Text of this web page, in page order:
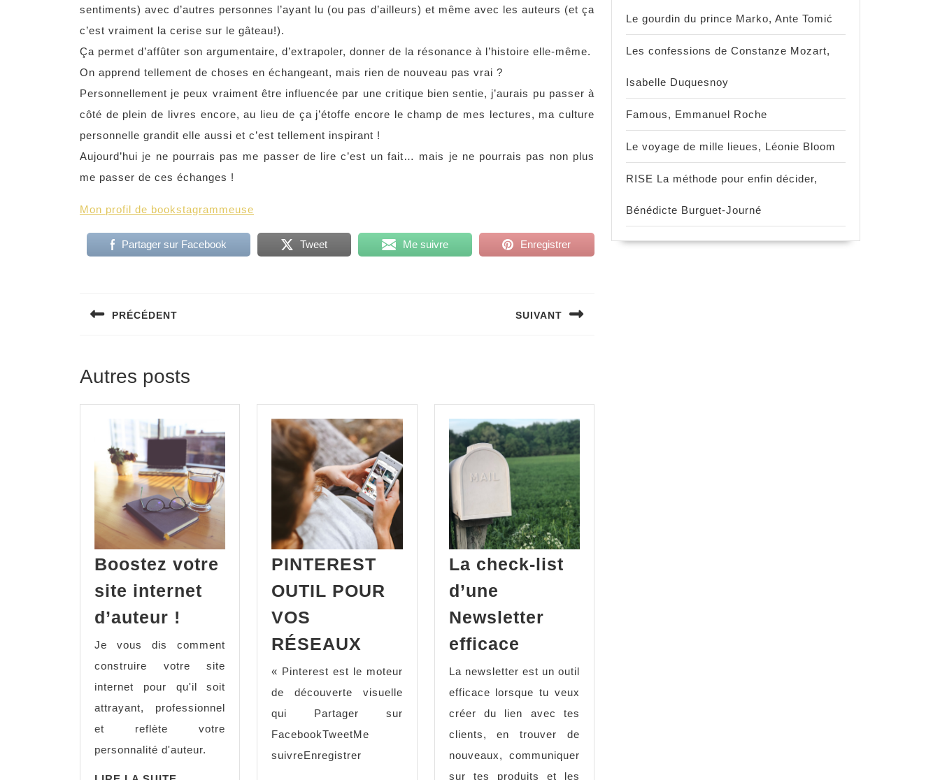
sentiments) avec d’autres personnes l’ayant lu (ou pas d’ailleurs) et même avec les auteurs (et ça
c’est vraiment la cerise sur le gâteau!).
Ça permet d’affûter son argumentaire, d’extrapoler, donner de la résonance à l’histoire elle-même.
On apprend tellement de choses en échangeant, mais rien de nouveau pas vrai ?
Personnellement je peux vraiment être influencée par une critique bien sentie, j’aurais pu passer à
côté de plein de livres encore, au lieu de ça j’étoffe encore le champ de mes lectures, ma culture
personnelle grandit elle aussi et c’est tellement inspirant !
Aujourd’hui je ne pourrais pas me passer de lire c’est un fait… mais je ne pourrais pas non plus
me passer de ces échanges !
Mon profil de bookstagrammeuse
Partager sur Facebook Tweet Me suivre Enregistrer
PRÉCÉDENT SUIVANT
Autres posts
Boostez votre
site internet
d’auteur !
Je vous dis comment
construire votre site
internet pour qu'il soit
attrayant, professionnel
et reflète votre
personnalité d'auteur.
PINTEREST
OUTIL POUR
VOS
RÉSEAUX
« Pinterest est le moteur
de découverte visuelle
qui Partager sur
FacebookTweetMe
suivreEnregistrer
La check-list
d’une
Newsletter
efficace
La newsletter est un outil
efficace lorsque tu veux
créer du lien avec tes
clients, en trouver de
nouveaux, communiquer
sur tes produits et les
Le gourdin du prince Marko, Ante Tomić
Les confessions de Constanze Mozart,
Isabelle Duquesnoy
Famous, Emmanuel Roche
Le voyage de mille lieues, Léonie Bloom
RISE La méthode pour enfin décider,
Bénédicte Burguet-Journé